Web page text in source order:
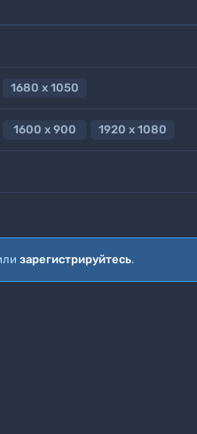
1680 x 1050
1600 x 900 1920 x 1080
зарегистрируйтесь.